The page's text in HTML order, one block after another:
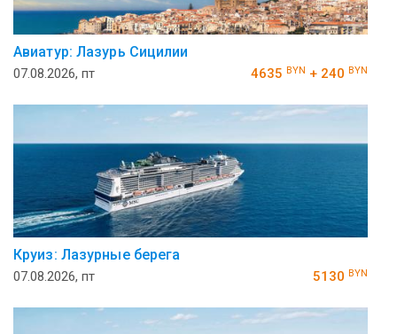
Авиатур: Лазурь Сицилии
07.08.2026, пт 4635 BYN + 240 BYN
Круиз: Лазурные берега
07.08.2026, пт 5130 BYN